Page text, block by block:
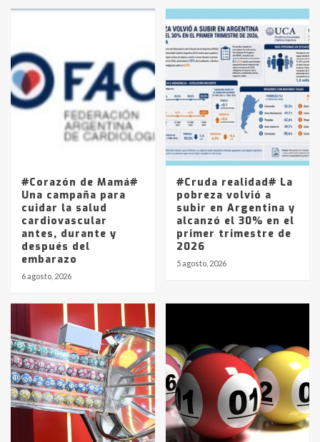
3
en la mañana del lunes
4
Accidente en Ruta 5: falleció un
joven de Trenque Lauquen
Los precios de los combustibles en
La Pampa, desde YPF hasta Axion
entre 857 a 1338 pesos
#Corazón de Mamá#
Una campaña para
cuidar la salud
cardiovascular
antes, durante y
después del
embarazo
6 agosto, 2026
#Cruda realidad# La
pobreza volvió a
subir en Argentina y
alcanzó el 30% en el
primer trimestre de
2026
5 agosto, 2026